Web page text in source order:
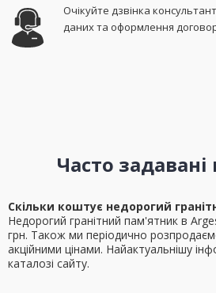
Очікуйте дзвінка
даних та оформлення
Часто
Скільки коштує недорогий
Недорогий гранітний пам'ятник в
грн. Також ми періодично
акційними цінами. Найактуальнішу
каталозі сайту.